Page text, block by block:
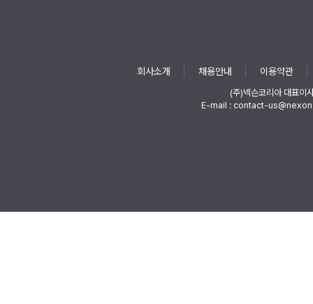
회사소개 채용안내 이용약관
(주)넥슨코리아 대표이
E-mail : contact-